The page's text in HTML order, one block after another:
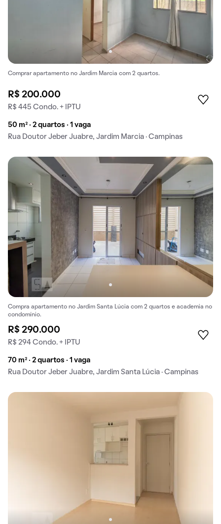
Comprar apartamento no Jardim Marcia com 2 quartos.
R$ 200.000
R$ 445 Condo. + IPTU
50 m² · 2 quartos · 1 vaga
Rua Doutor Jeber Juabre, Jardim Marcia · Campinas
Compra apartamento no Jardim Santa Lúcia com 2 quartos e academia no
condomínio.
R$ 290.000
R$ 294 Condo. + IPTU
70 m² · 2 quartos · 1 vaga
Rua Doutor Jeber Juabre, Jardim Santa Lúcia · Campinas